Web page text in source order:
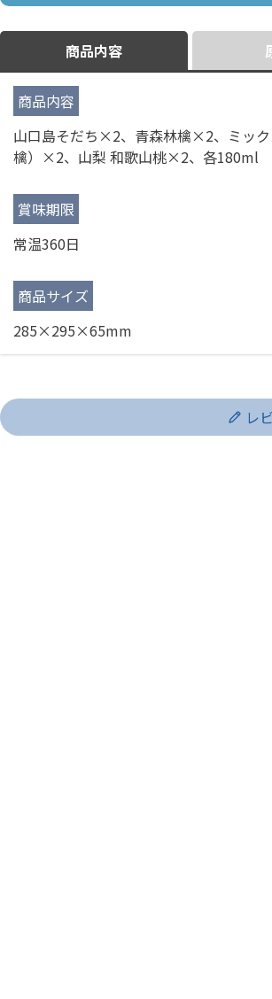
商品内容
商品内容
山口島そだち×2、青森林檎×2、ミッ
檎）×2、山梨 和歌山桃×2、各180ml
賞味期限
常温360日
商品サイズ
285×295×65mm
レ